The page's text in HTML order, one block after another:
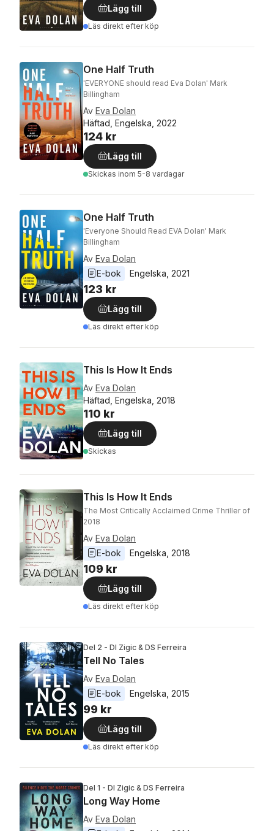
Lägg till
Läs direkt efter köp
One Half Truth
'EVERYONE should read Eva Dolan' Mark
Billingham
Av Eva Dolan
Häftad, Engelska, 2022
124 kr
Lägg till
Skickas inom 5-8 vardagar
One Half Truth
'Everyone Should Read EVA Dolan' Mark
Billingham
Av Eva Dolan
E-bok
Engelska 2021
123 kr
Lägg till
Läs direkt efter köp
This Is How It Ends
Av Eva Dolan
Häftad, Engelska, 2018
110 kr
Lägg till
Skickas
This Is How It Ends
The Most Critically Acclaimed Crime Thriller of
2018
Av Eva Dolan
E-bok
Engelska 2018
109 kr
Lägg till
Läs direkt efter köp
Del 2 - DI Zigic & DS Ferreira
Tell No Tales
Av Eva Dolan
E-bok
Engelska 2015
99 kr
Lägg till
Läs direkt efter köp
Del 1 - DI Zigic & DS Ferreira
Long Way Home
Av Eva Dolan